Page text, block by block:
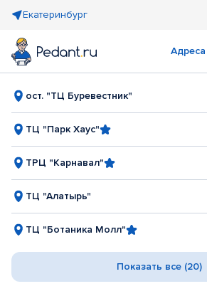
Екатеринбург
ост. "ТЦ Буревестник"
ТЦ "Парк Хаус"
ТРЦ "Карнавал"
ТЦ "Алатырь"
ТЦ "Ботаника Молл"
Показать все (20)